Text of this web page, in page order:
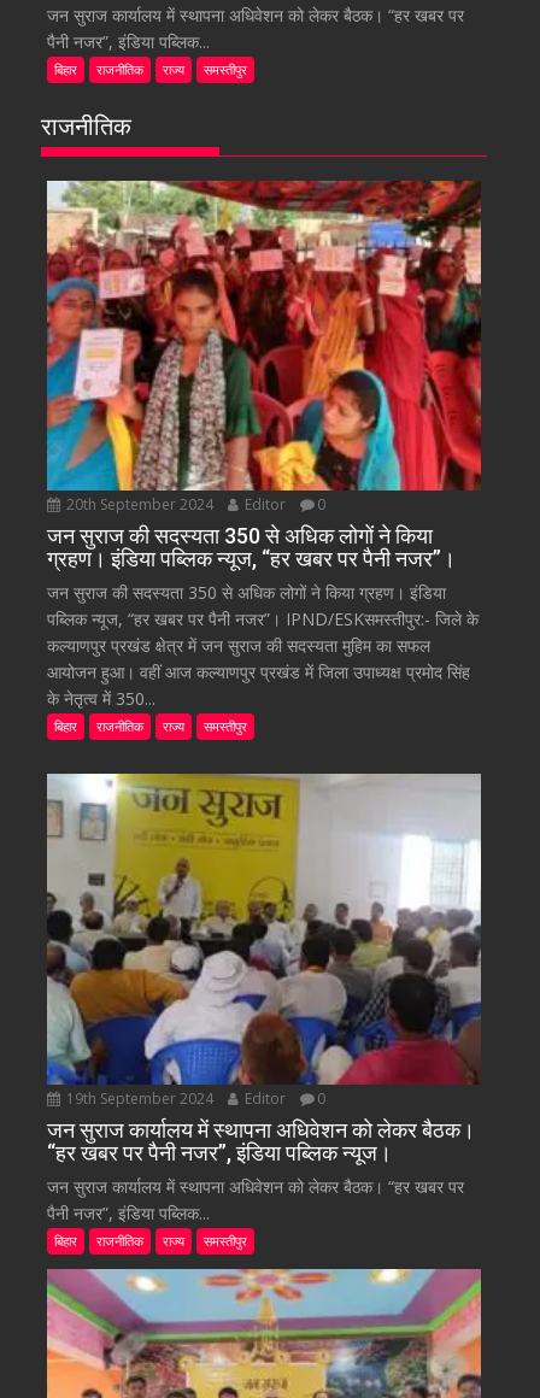
जन सुराज कार्यालय में स्थापना अधिवेशन को लेकर बैठक। “हर खबर पर
पैनी नजर”, इंडिया पब्लिक...
बिहार राजनीतिक राज्य समस्तीपुर
राजनीतिक
20th September 2024 Editor 0
जन सुराज की सदस्यता 350 से अधिक लोगों ने किया
ग्रहण। इंडिया पब्लिक न्यूज, “हर खबर पर पैनी नजर”।
जन सुराज की सदस्यता 350 से अधिक लोगों ने किया ग्रहण। इंडिया
पब्लिक न्यूज, “हर खबर पर पैनी नजर”। IPND/ESKसमस्तीपुर:- जिले के
कल्याणपुर प्रखंड क्षेत्र में जन सुराज की सदस्यता मुहिम का सफल
आयोजन हुआ। वहीं आज कल्याणपुर प्रखंड में जिला उपाध्यक्ष प्रमोद सिंह
के नेतृत्व में 350...
बिहार राजनीतिक राज्य समस्तीपुर
19th September 2024 Editor 0
जन सुराज कार्यालय में स्थापना अधिवेशन को लेकर बैठक।
“हर खबर पर पैनी नजर”, इंडिया पब्लिक न्यूज।
जन सुराज कार्यालय में स्थापना अधिवेशन को लेकर बैठक। “हर खबर पर
पैनी नजर”, इंडिया पब्लिक...
बिहार राजनीतिक राज्य समस्तीपुर